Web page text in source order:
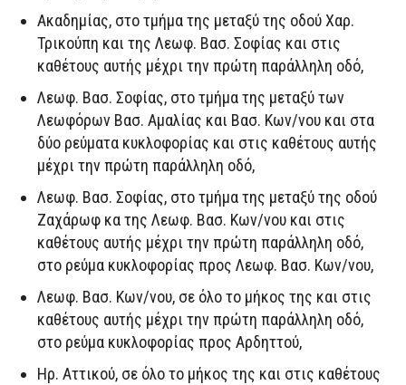
Ακαδημίας, στο τμήμα της μεταξύ της οδού Χαρ.
Τρικούπη και της Λεωφ. Βασ. Σοφίας και στις
καθέτους αυτής μέχρι την πρώτη παράλληλη οδό,
Λεωφ. Βασ. Σοφίας, στο τμήμα της μεταξύ των
Λεωφόρων Βασ. Αμαλίας και Βασ. Κων/νου και στα
δύο ρεύματα κυκλοφορίας και στις καθέτους αυτής
μέχρι την πρώτη παράλληλη οδό,
Λεωφ. Βασ. Σοφίας, στο τμήμα της μεταξύ της οδού
Ζαχάρωφ κα της Λεωφ. Βασ. Κων/νου και στις
καθέτους αυτής μέχρι την πρώτη παράλληλη οδό,
στο ρεύμα κυκλοφορίας προς Λεωφ. Βασ. Κων/νου,
Λεωφ. Βασ. Κων/νου, σε όλο το μήκος της και στις
καθέτους αυτής μέχρι την πρώτη παράλληλη οδό,
στο ρεύμα κυκλοφορίας προς Αρδηττού,
Ηρ. Αττικού, σε όλο το μήκος της και στις καθέτους